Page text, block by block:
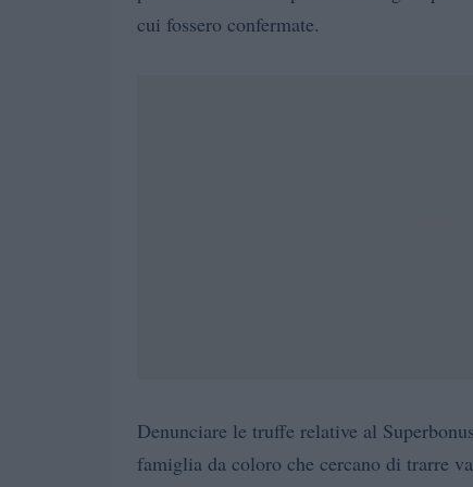
cui fossero confermate.
Denunciare le truffe relative al
famiglia da coloro che cercano di trarre